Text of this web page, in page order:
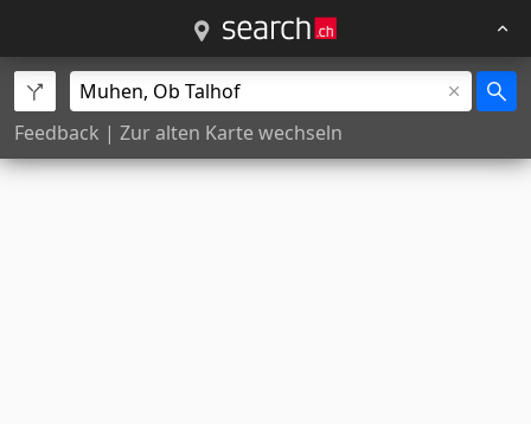
Feedback | Zur alten Karte wechseln